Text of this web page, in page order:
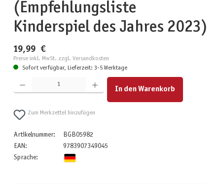
(Empfehlungsliste
Kinderspiel des Jahres 2023)
19,99 €
Preise inkl. MwSt. zzgl. Versandkosten
Sofort verfügbar, Lieferzeit: 3-5 Werktage
Produkt Anzahl: Gib den gewünschten Wert ein oder benutze die Schaltflächen um die Anzahl zu
In den Warenkorb
Zum Merkzettel hinzufügen
Artikelnummer:
BGB05982
EAN:
9783907349045
Sprache: